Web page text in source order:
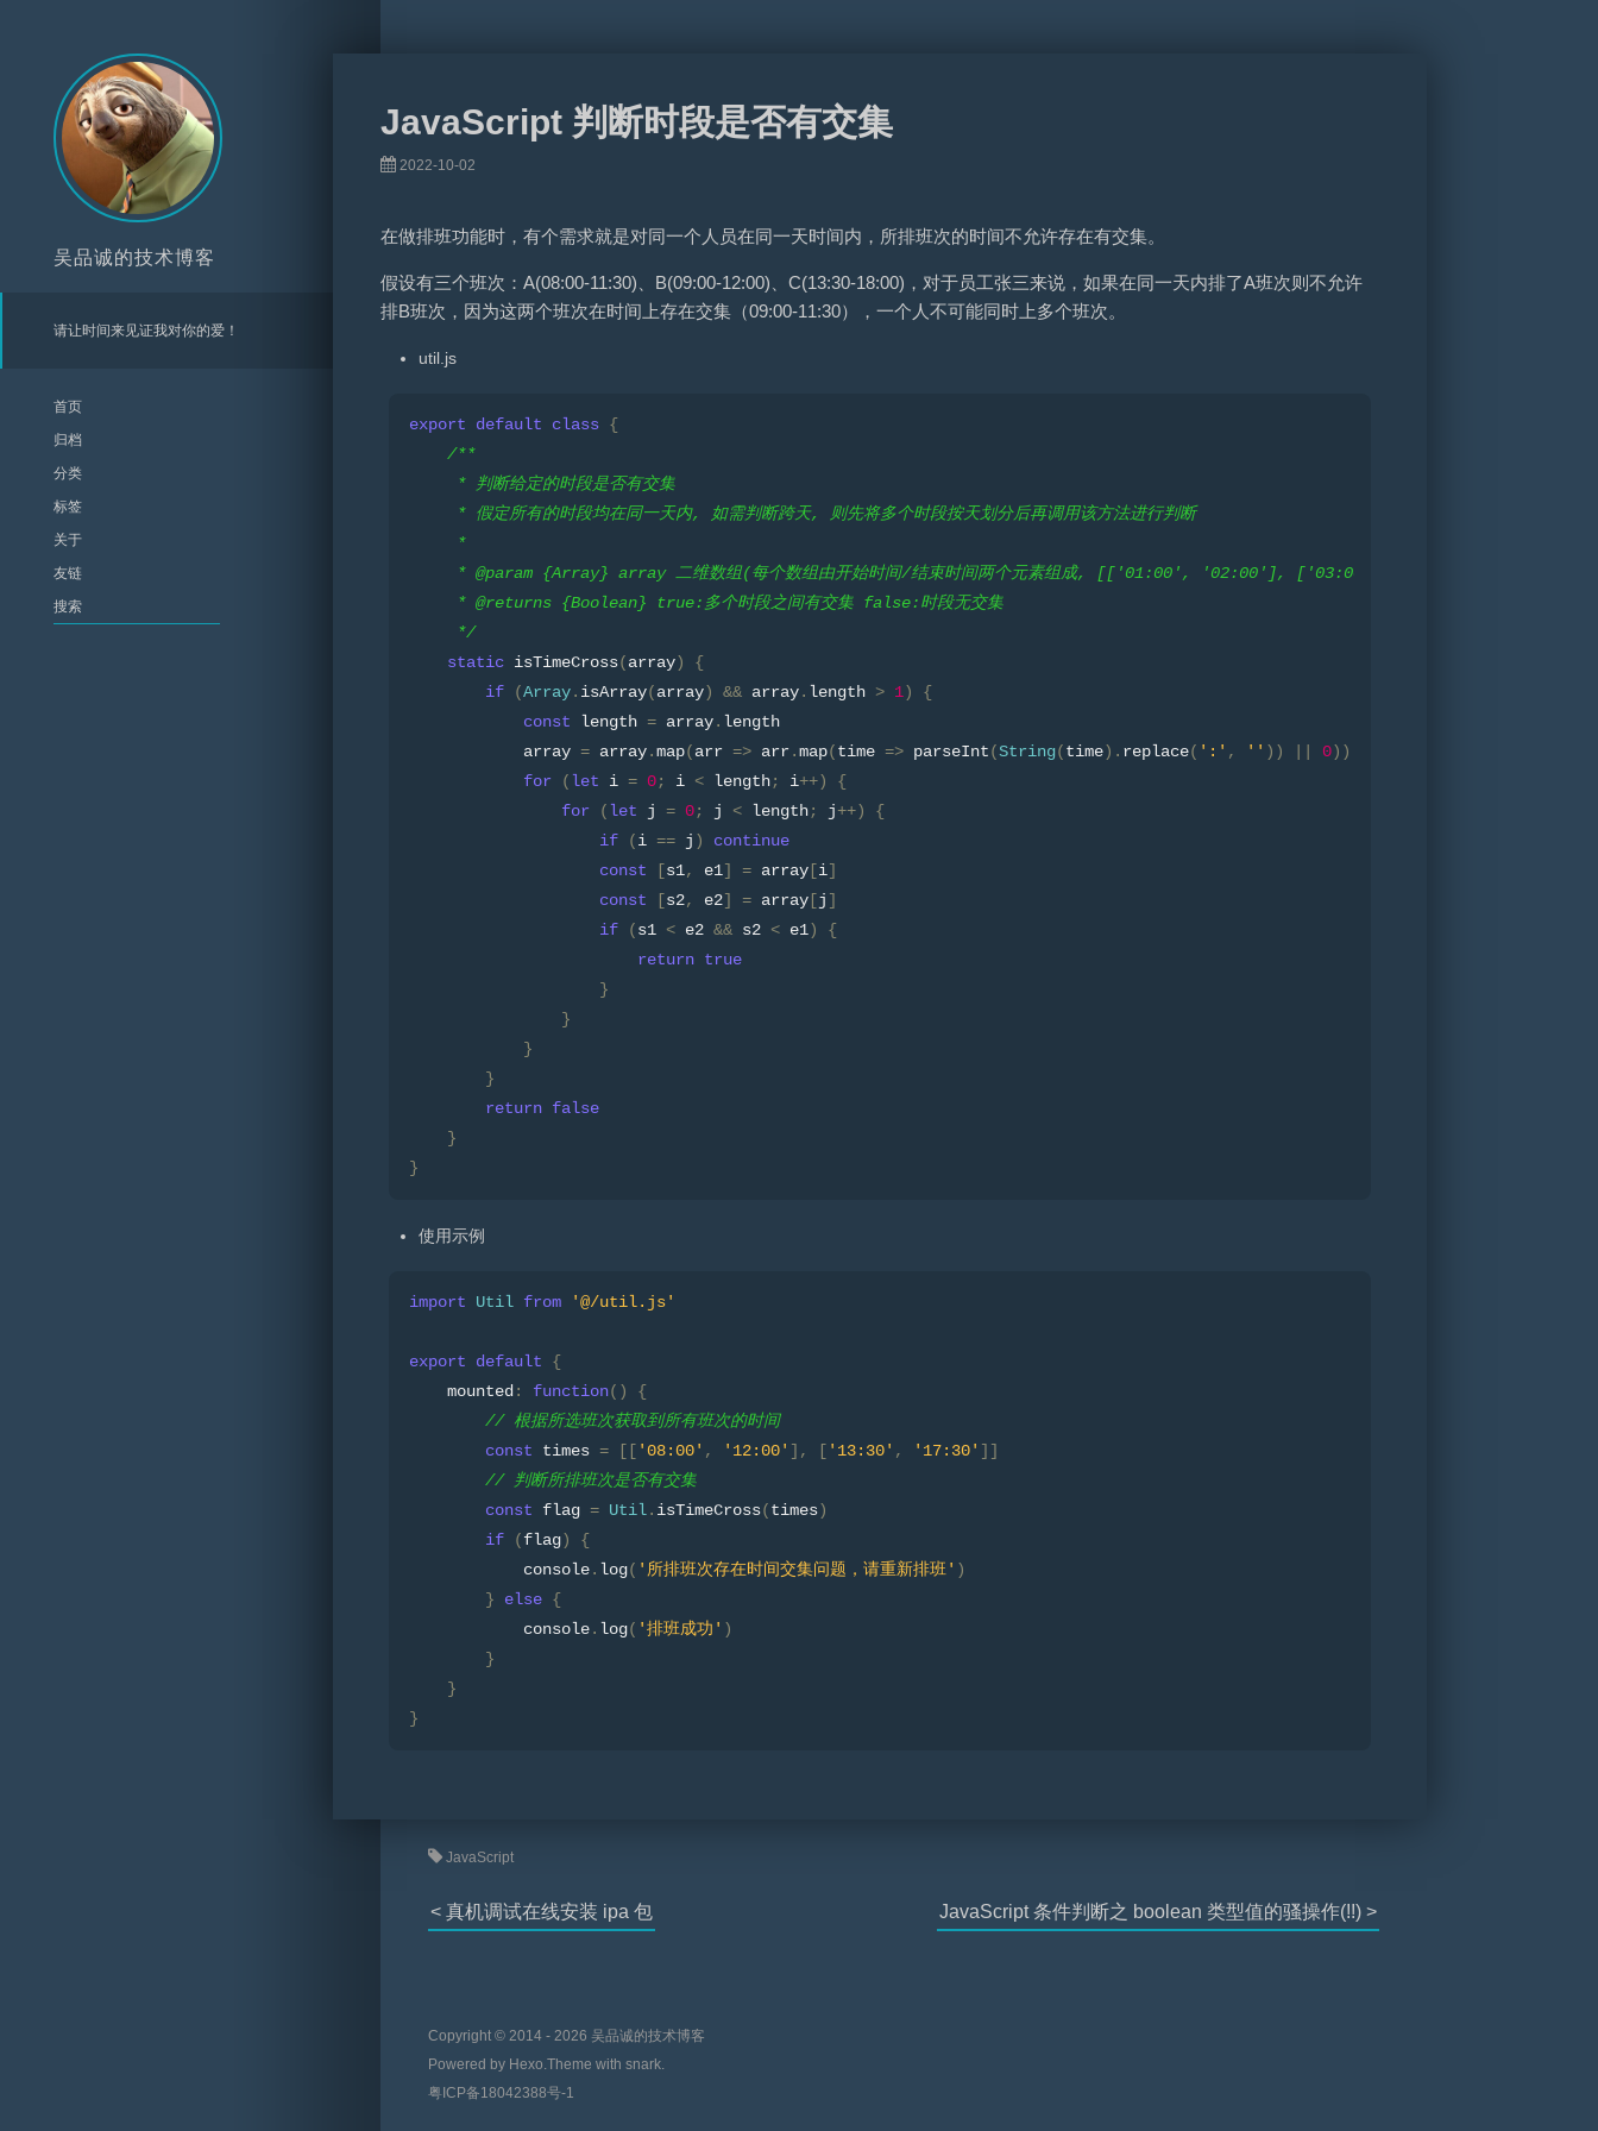
吴品诚的技术博客
请让时间来见证我对你的爱！
首页
归档
分类
标签
关于
友链
JavaScript 判断时段是否有交集
2022-10-02
在做排班功能时，有个需求就是对同一个人员在同一天时间内，所排班次的时间不允许存在有交集。
假设有三个班次：A(08:00-11:30)、B(09:00-12:00)、C(13:30-18:00)，对于员工张三来说，如果在同一天内排了A班次则不允许
排B班次，因为这两个班次在时间上存在交集（09:00-11:30），一个人不可能同时上多个班次。
util.js
export default class {
/**
     * 判断给定的时段是否有交集
     * 假定所有的时段均在同一天内, 如需判断跨天, 则先将多个时段按天划分后再调用该方法进行判断
     *
     * @param {Array} array 二维数组(每个数组由开始时间/结束时间两个元素组成, [['01:00', '02:00'], ['03:00', '04:00']])
     * @returns {Boolean} true:多个时段之间有交集 false:时段无交集
     */
static isTimeCross(array)
{
if
(Array. isArray(array) && array. length > 1)
{
const length = array. length
            array
= array.map(arr => arr.map(time => parseInt(String(time). replace( ':' , '' )) 0))
for
(let i = 0; i < length; i++)
{
for
(let j = 0; j < length; j++)
{
if
(i == j )
continue
const
[s1, e1] = array[i]
const
[s2, e2] = array[j ]
if
(s1 < e2 && s2 < e1)
{
return true
}
}
}
}
return false
}
}
使用示例
import Util from '@/util.js'
export default
{
    mounted
: function()
{
// 根据所选班次获取到所有班次的时间
const times = [[ '08:00' , '12:00' ], [ '13:30' , '17:30' ]]
// 判断所排班次是否有交集
const flag = Util. isTimeCross(times)
if
(flag)
{
            console
. log( '所排班次存在时间交集问题，请重新排班' )
}
else {
            console
. log( '排班成功' )
}
}
}
JavaScript
< 真机调试在线安装 ipa 包 JavaScript 条件判断之 boolean 类型值的骚操作(!!) >
Copyright © 2014 - 2026 吴品诚的技术博客
Powered by Hexo.Theme with snark.
粤ICP备18042388号-1